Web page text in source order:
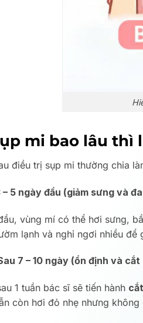
mi bao lâu thì
điều trị sụp mi thường chia
– 5 ngày đầu (giảm sưng và
vùng mí có thể hơi sưng,
lạnh và nghỉ ngơi nhiều để
7 – 10 ngày (ổn định và cắt
1 tuần bác sĩ sẽ tiến hành
còn hơi đỏ nhẹ nhưng không